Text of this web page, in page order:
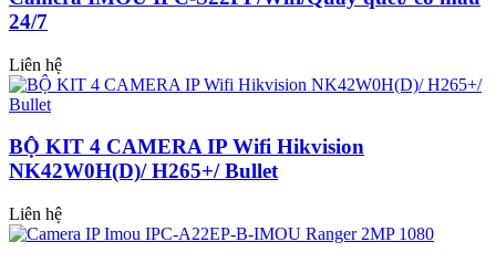
24/7
Liên hệ
BỘ KIT 4 CAMERA IP Wifi Hikvision
NK42W0H(D)/ H265+/ Bullet
Liên hệ